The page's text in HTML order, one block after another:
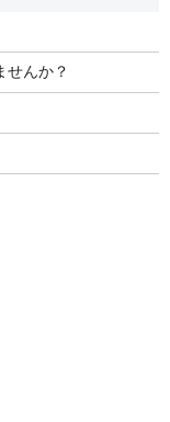
せんか？